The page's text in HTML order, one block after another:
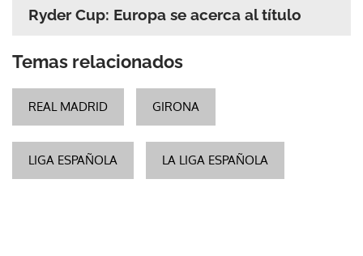
Ryder Cup: Europa se acerca al título
Temas relacionados
REAL MADRID GIRONA
LIGA ESPAÑOLA LA LIGA ESPAÑOLA